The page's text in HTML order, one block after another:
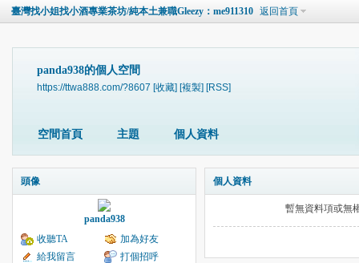
臺灣找小姐找小酒專業茶坊/純本土兼職Gleezy：me911310 返回首頁
panda938的個人空間
https://ttwa888.com/?8607 [收藏] [複製] [RSS]
空間首頁 主題 個人資料
頭像
panda938
收聽TA
加為好友
給我留言
打個招呼
個人資料
暫無資料項或無